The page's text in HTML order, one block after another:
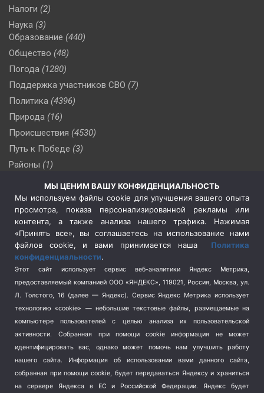
Налоги (2)
Наука (3)
Образование (440)
Общество (48)
Погода (1280)
Поддержка участников СВО (7)
Политика (4396)
Природа (16)
Происшествия (4530)
Путь к Победе (3)
Районы (1)
(510)
Сельское хозяйство (3)
Социальная политика
(3)
Спецоперация в Украине
Спецоперация на Украине
(404)
Спорт (740)
Терроризм (1)
Транспорт (262)
Туризм (178)
Флот (76)
Школа и спорт (2)
Экология (8)
МЫ ЦЕНИМ ВАШУ КОНФИДЕНЦИАЛЬНОСТЬ
Мы используем файлы cookie для улучшения вашего опыта
просмотра, показа персонализированной рекламы или
контента, а также анализа нашего трафика. Нажимая
«Принять все», вы соглашаетесь на использование нами
файлов cookie, и вами принимается наша Политика
конфиденциальности.
Этот сайт использует сервис веб-аналитики Яндекс Метрика,
предоставляемый компанией ООО «ЯНДЕКС», 119021, Россия, Москва, ул.
Л. Толстого, 16 (далее — Яндекс). Сервис Яндекс Метрика использует
технологию «cookie» — небольшие текстовые файлы, размещаемые на
компьютере пользователей с целью анализа их пользовательской
активности.
Собранная при помощи cookie информация не может
идентифицировать вас, однако может помочь нам улучшить работу
нашего сайта. Информация об использовании вами данного сайта,
собранная при помощи cookie, будет передаваться Яндексу и храниться
на сервере Яндекса в ЕС и Российской Федерации. Яндекс будет